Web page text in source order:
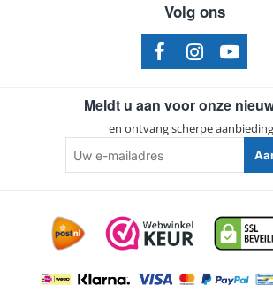
Volg ons
Meldt u aan voor onze
en ontvang scherpe
e-
mailadres